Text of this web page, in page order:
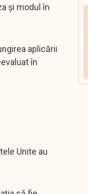
și modul în
aplicării
în
Unite au